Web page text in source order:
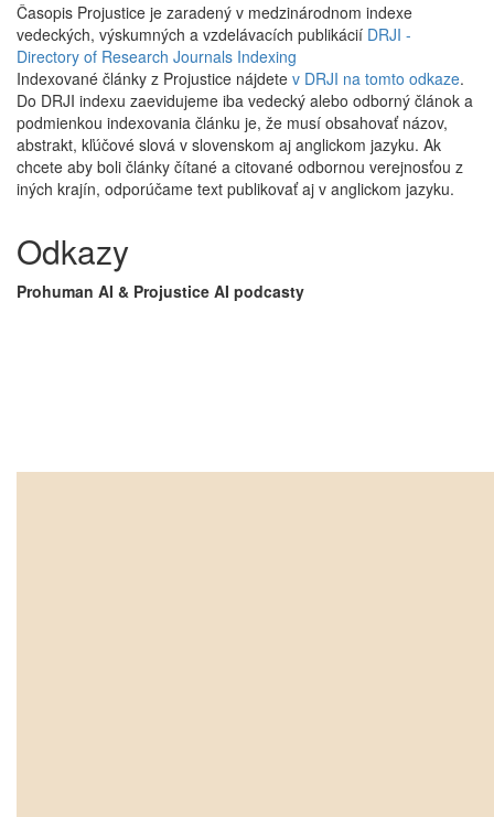
Časopis Projustice je zaradený v medzinárodnom indexe
vedeckých, výskumných a vzdelávacích publikácií DRJI -
Directory of Research Journals Indexing
Indexované články z Projustice nájdete v DRJI na tomto odkaze.
Do DRJI indexu zaevidujeme iba vedecký alebo odborný článok a
podmienkou indexovania článku je, že musí obsahovať názov,
abstrakt, kľúčové slová v slovenskom aj anglickom jazyku. Ak
chcete aby boli články čítané a citované odbornou verejnosťou z
iných krajín, odporúčame text publikovať aj v anglickom jazyku.
Odkazy
Prohuman AI & Projustice AI podcasty